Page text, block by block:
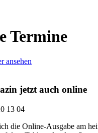
Termine
ansehen
jetzt auch online
die Online-Ausgabe am